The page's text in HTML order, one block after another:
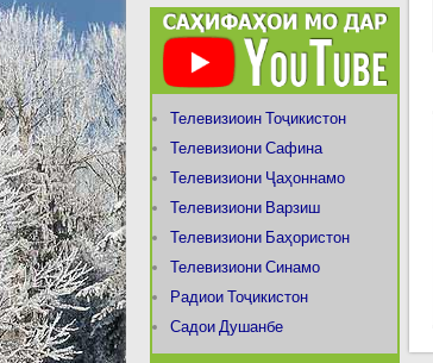
Телевизиоин Тоҷикистон
Телевизиони Сафина
Телевизиони Ҷаҳоннамо
Телевизиони Варзиш
Телевизиони Баҳористон
Телевизиони Синамо
Радиои Тоҷикистон
Садои Душанбе